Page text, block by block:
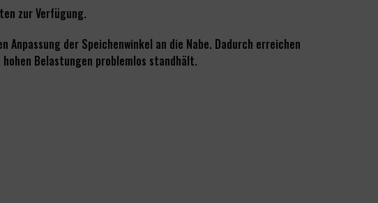
zur Verfügung.
der Speichenwinkel an die Nabe. Dadurch erreichen
Belastungen problemlos standhält.